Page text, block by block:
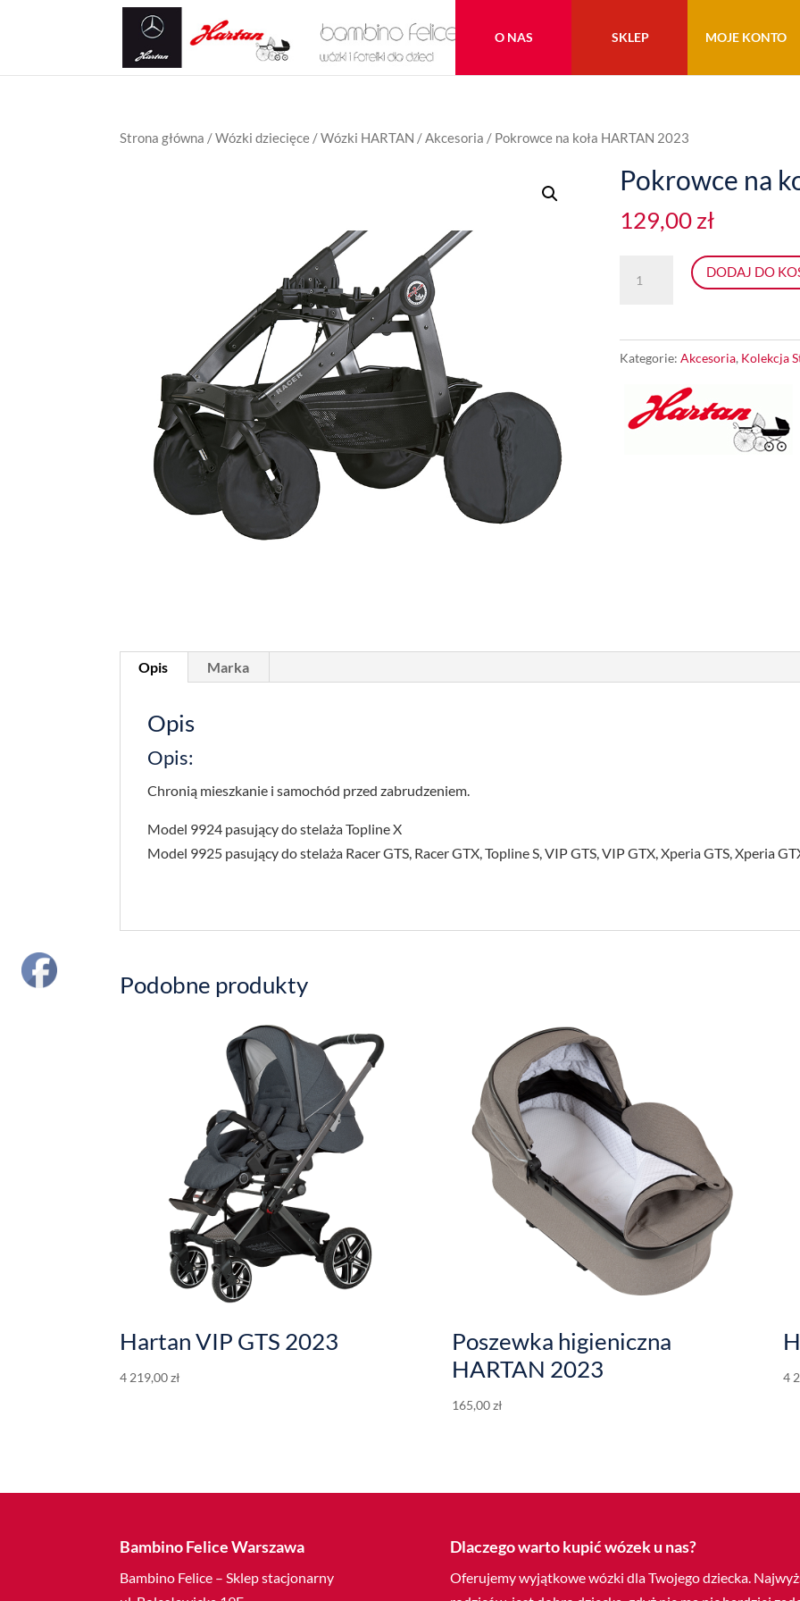
O NAS SKLEP MOJE KONTO
Strona główna /Wózki dziecięce /Wózki HARTAN /Akcesoria / Pokrowce na koła HARTAN 2023
Pokrowce na
129,00zł
Pokrowce
koła
HARTAN
DODAJ DO
Kategorie: Akcesoria, Kolekcja
Opis Marka
Opis
Opis:
Chronią mieszkanie i samochód przed zabrudzeniem.
Model 9924 pasujący do stelaża Topline X
Model 9925 pasujący do stelaża Racer GTS, Racer GTX, Topline S, VIP GTS, VIP GTX, Xperia GTS, Xperia
Podobne produkty
Hartan VIP GTS 2023
4 219,00zł
Poszewka higieniczna
HARTAN 2023
165,00zł
4
Bambino Felice Warszawa
Bambino Felice – Sklep stacjonarny
Dlaczego warto kupić wózek u nas?
Oferujemy wyjątkowe wózki dla Twojego dziecka.